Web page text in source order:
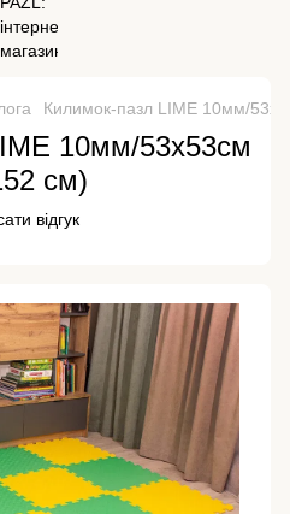
Килимок-пазл LIME 10мм/
10мм/53х53см
см)
відгук